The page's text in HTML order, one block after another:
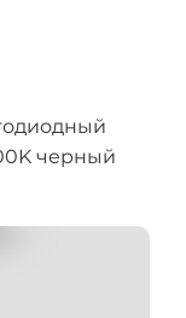
черный